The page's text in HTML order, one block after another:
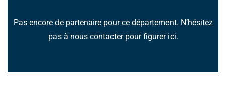
Pas encore de partenaire pour ce département. N’hésitez
pas à nous contacter pour figurer ici.